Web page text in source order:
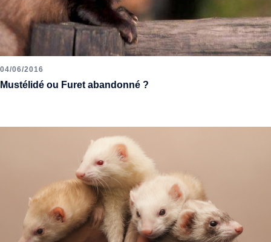
04/06/2016
Mustélidé ou Furet abandonné ?